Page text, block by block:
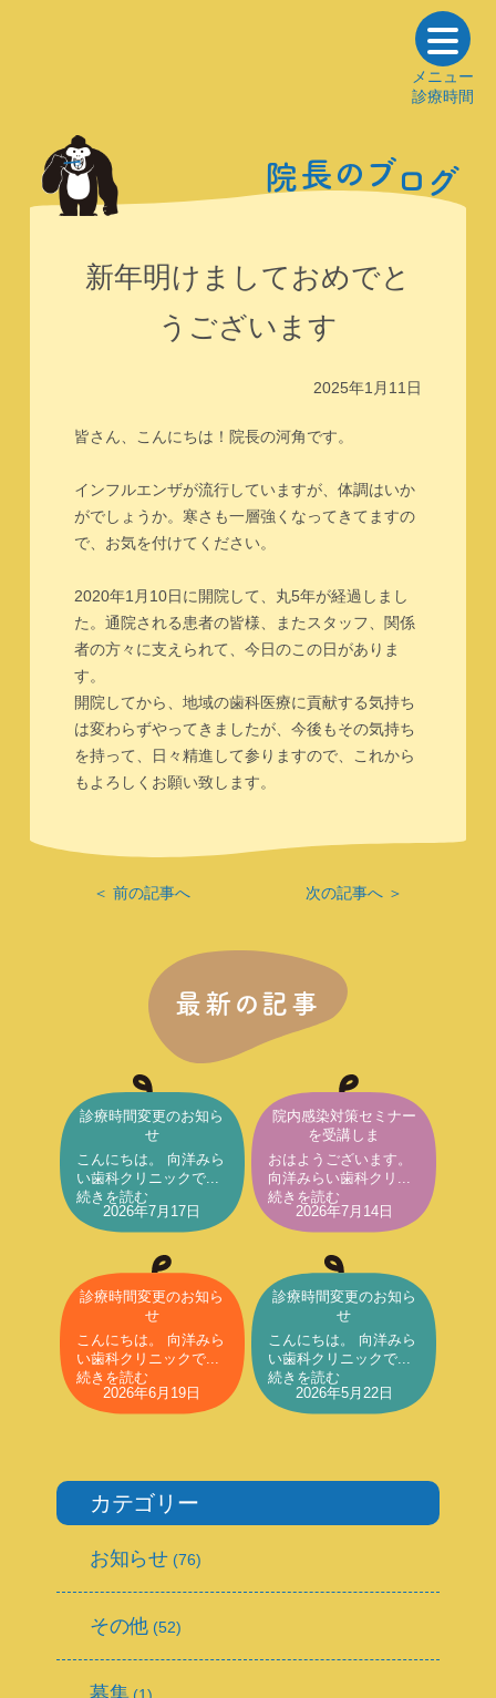
メニュー
診療時間
院長 の ブロ グ
新年明けましておめでと
うございます
2025年1月11日
皆さん、こんにちは！院長の河角です。
インフルエンザが流行していますが、体調はいか
がでしょうか。寒さも一層強くなってきてますの
で、お気を付けてください。
2020年1月10日に開院して、丸5年が経過しまし
た。通院される患者の皆様、またスタッフ、関係
者の方々に支えられて、今日のこの日がありま
す。
開院してから、地域の歯科医療に貢献する気持ち
は変わらずやってきましたが、今後もその気持ち
を持って、日々精進して参りますので、これから
もよろしくお願い致します。
＜ 前の記事へ 次の記事へ ＞
最新の記事
診療時間変更のお知ら
せ
こんにちは。 向洋みら
い歯科クリニックで...
続きを読む
2026年7月17日
院内感染対策セミナー
を受講しま
おはようございます。
向洋みらい歯科クリ...
続きを読む
2026年7月14日
診療時間変更のお知ら
せ
こんにちは。 向洋みら
い歯科クリニックで...
続きを読む
2026年6月19日
診療時間変更のお知ら
せ
こんにちは。 向洋みら
い歯科クリニックで...
続きを読む
2026年5月22日
カテゴリー
お知らせ (76)
その他 (52)
募集